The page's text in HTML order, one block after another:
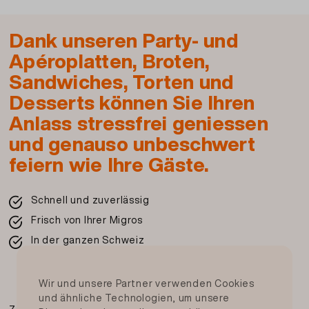
jodiert,MILCHprotein, Gewürzzubereitung
(Kochsalz jodiert, Glucosesirup, Maltodextrin,
Hefeextrakt, Gewürze, Würze),
MagerMILCHpulver); Spargelspitzen 7%
(Spargeln, Wasser, Salz, Säurungsmittel:
E330); Mozzarella (KÄSE) 7%; Tomaten
getrocknet (Tomaten getrocknet, Rapsöl,
Speisesalz,
Oregano, Minze, Basilikum,
Konservierungsstoff: E202,
Säuerungsmittel: E330, Antioxidationsmittel:
E300); Basilikum-Pesto (Olivenöl, Basilikum 21%,
Pinienkerne, Knoblauch,KÄSE, Kochsalz,
Wasser, Antioxidationsmittel: E300,
Dank unseren Party- und
Apéroplatten, Broten,
Sandwiches, Torten und
Desserts können Sie Ihren
Anlass stressfrei geniessen
und genauso unbeschwert
feiern wie Ihre Gäste.
Schnell und zuverlässig
Frisch von Ihrer Migros
In der ganzen Schweiz
Wir und unsere Partner verwenden Cookies
und ähnliche Technologien, um unsere